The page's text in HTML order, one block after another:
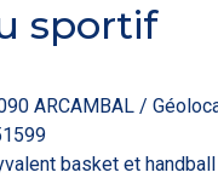
sportif
ARCAMBAL /
basket et handball